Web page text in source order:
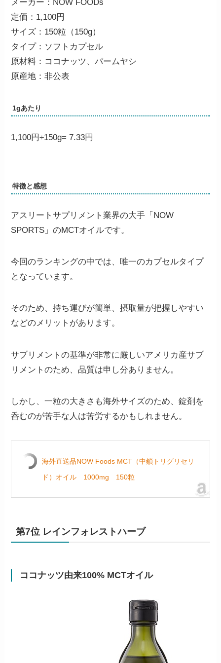
メーカー：NOW FOODs
定価：1,100円
サイズ：150粒（150g）
タイプ：ソフトカプセル
原材料：ココナッツ、パームヤシ
原産地：非公表
1gあたり
1,100円÷150g=7.33円
特徴と感想
アスリートサプリメント業界の大手「NOW
SPORTS」のMCTオイルです。
今回のランキングの中では、唯一のカプセルタイプ
となっています。
そのため、持ち運びが簡単、摂取量が把握しやすい
などのメリットがあります。
サプリメントの基準が非常に厳しいアメリカ産サプ
リメントのため、品質は申し分ありません。
しかし、一粒の大きさも海外サイズのため、錠剤を
呑むのが苦手な人は苦労するかもしれません。
海外直送品NOW Foods MCT（中鎖トリグリセリ
ド）オイル 1000mg 150粒
第7位 レインフォレストハーブ
ココナッツ由来100% MCTオイル